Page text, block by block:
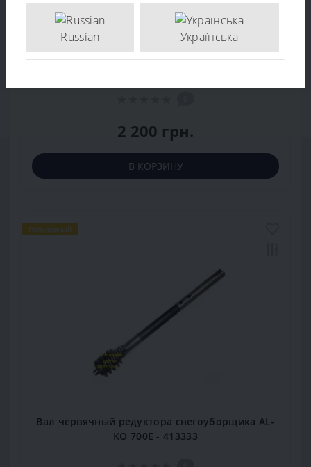
Вал червячный редуктора снегоуборщика AL-
2 200 грн.
В КОРЗИНУ
Популярный
Вал червячный редуктора снегоуборщика AL-
KO 700E - 413333
Russian Українська